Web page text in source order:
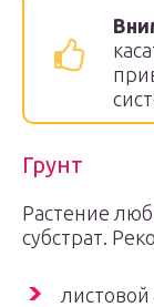
Грунт
Растение
субстрат.
листовой